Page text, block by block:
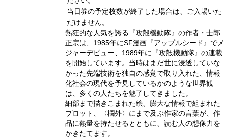
当日券の予定枚数が終了した場合は、ご入場いた
だけません。
熱狂的な人気を誇る『攻殻機動隊』の作者・士郎
正宗は、1985年にSF漫画『アップルシード』でメ
ジャーデビュー、1989年に『攻殻機動隊』の連載
を開始しています。当時はまだ世に浸透していな
かった先端技術を独自の感覚で取り入れた、情報
化社会の現代を予見しているかのような世界観
は、多くの人たちを魅了してきました。
細部まで描きこまれた絵、膨大な情報で組まれた
プロット、〈欄外〉にまで及ぶ作家の言葉が、作
品に熱量を持たせるとともに、読む人の想像力を
かきたてます。